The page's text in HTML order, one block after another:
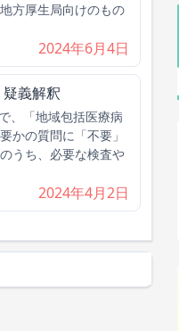
方厚生局向けのもの
2024年6月4日
義解釈
、「地域包括医療病
かの質問に「不要」
うち、必要な検査や
2024年4月2日